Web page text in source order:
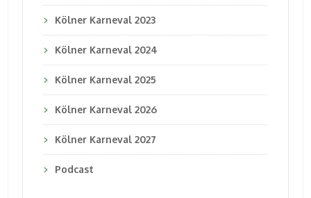
Kölner Karneval 2023
Kölner Karneval 2024
Kölner Karneval 2025
Kölner Karneval 2026
Kölner Karneval 2027
Podcast